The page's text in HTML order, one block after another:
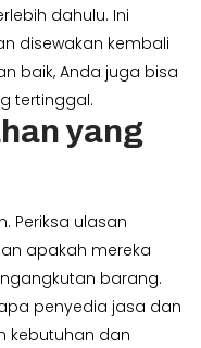
dahulu. Ini
disewakan kembali
baik, Anda juga bisa
tertinggal.
yang
Periksa ulasan
apakah mereka
barang.
penyedia jasa dan
kebutuhan dan